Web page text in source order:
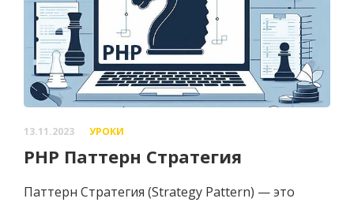
13.11.2023 УРОКИ
PHP Паттерн Стратегия
Паттерн Стратегия (Strategy Pattern) — это